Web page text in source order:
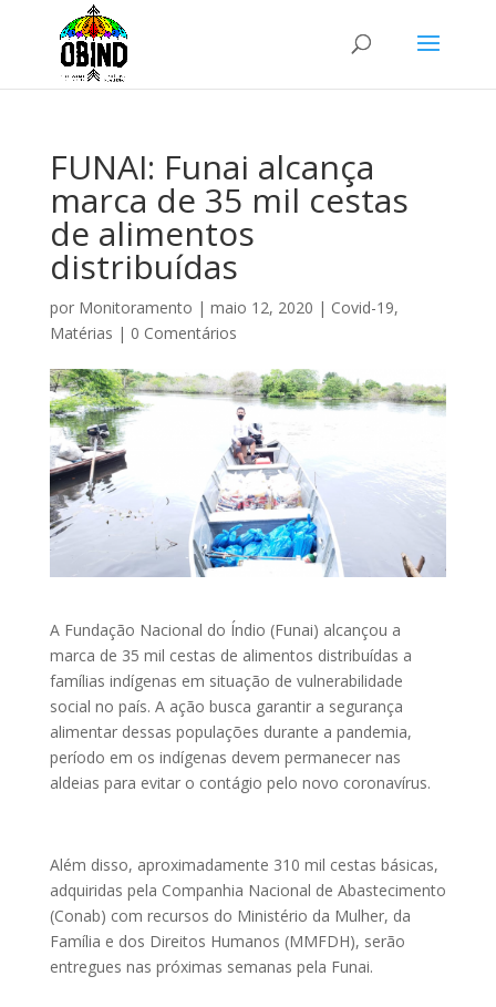
FUNAI: Funai alcança
marca de 35 mil cestas
de alimentos
distribuídas
por Monitoramento | maio 12, 2020 | Covid-19,
Matérias | 0 Comentários
A Fundação Nacional do Índio (Funai) alcançou a
marca de 35 mil cestas de alimentos distribuídas a
famílias indígenas em situação de vulnerabilidade
social no país. A ação busca garantir a segurança
alimentar dessas populações durante a pandemia,
período em os indígenas devem permanecer nas
aldeias para evitar o contágio pelo novo coronavírus.
Além disso, aproximadamente 310 mil cestas básicas,
adquiridas pela Companhia Nacional de Abastecimento
(Conab) com recursos do Ministério da Mulher, da
Família e dos Direitos Humanos (MMFDH), serão
entregues nas próximas semanas pela Funai.